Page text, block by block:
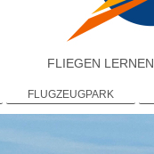
FLIEGEN LERNEN
FLUGZEUGPARK